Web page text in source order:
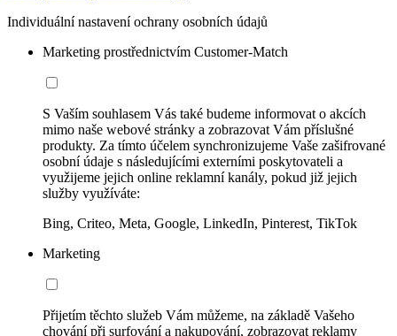
Individuální nastavení ochrany osobních údajů
Marketing prostřednictvím Customer-Match
S Vaším souhlasem Vás také budeme informovat o akcích
mimo naše webové stránky a zobrazovat Vám příslušné
produkty. Za tímto účelem synchronizujeme Vaše zašifrované
osobní údaje s následujícími externími poskytovateli a
využijeme jejich online reklamní kanály, pokud již jejich
služby využíváte:
Bing, Criteo, Meta, Google, LinkedIn, Pinterest, TikTok
Marketing
Přijetím těchto služeb Vám můžeme, na základě Vašeho
chování při surfování a nakupování, zobrazovat reklamy